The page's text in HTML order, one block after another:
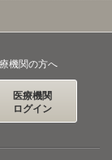
機関の方へ
医療機関
ログイン